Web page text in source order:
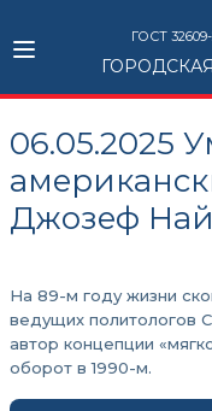
ГОСТ
06.05.2025
Джозеф Най
На 89-м году жизни
ведущих политологов
автор концепции
оборот в 1990-м.